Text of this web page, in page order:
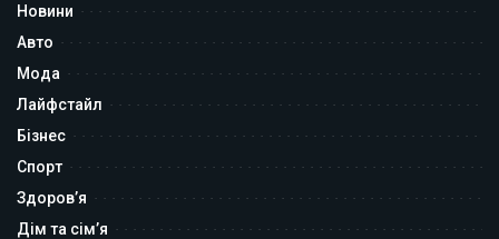
Новини
Авто
Мода
Лайфстайл
Бізнес
Спорт
Здоров’я
Дім та сім’я